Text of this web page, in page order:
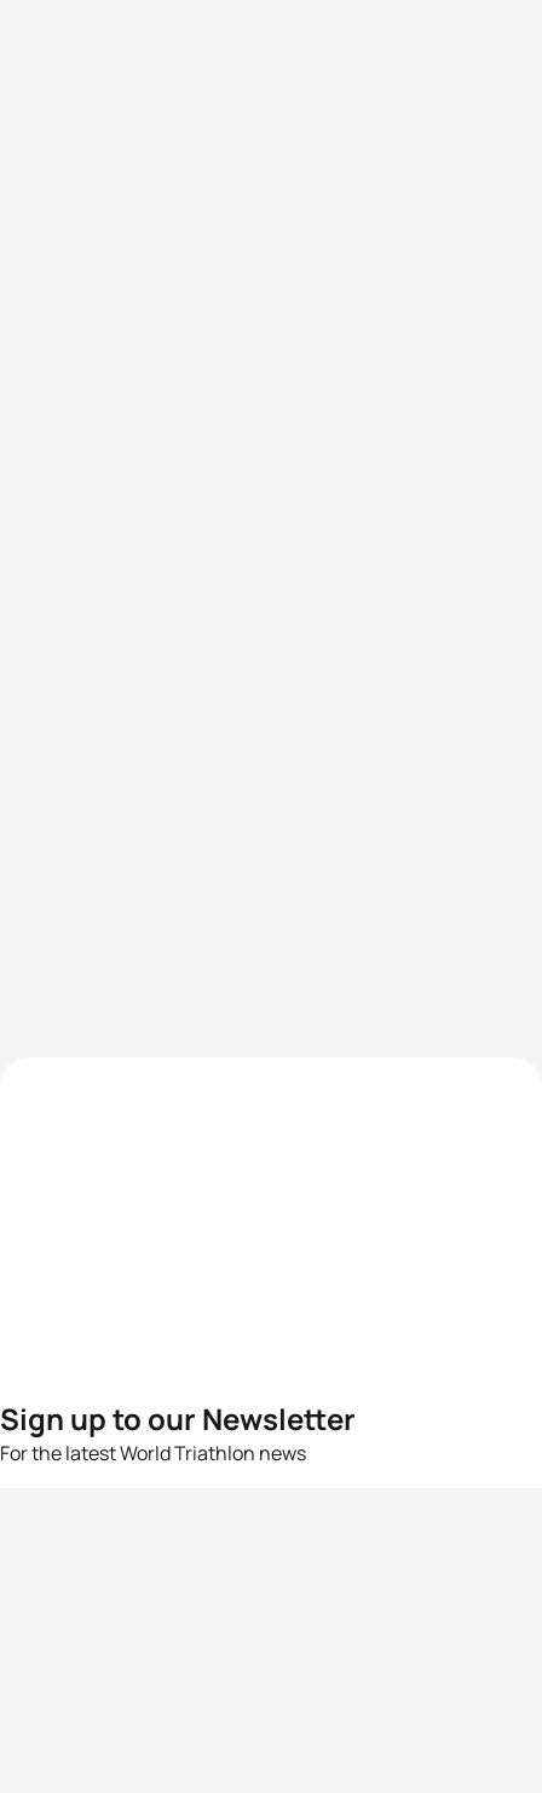
Sign up to our Newsletter
For the latest World Triathlon news